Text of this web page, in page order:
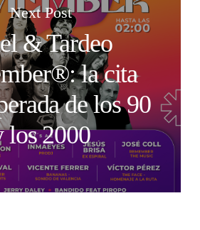
Next Post
& Tardeo
la cita
de los 90
los 2000